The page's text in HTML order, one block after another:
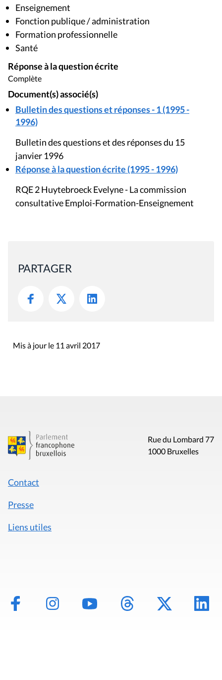
Enseignement
Fonction publique / administration
Formation professionnelle
Santé
Réponse à la question écrite
Complète
Document(s) associé(s)
Bulletin des questions et réponses - 1 (1995 -
1996)
Bulletin des questions et des réponses du 15
janvier 1996
Réponse à la question écrite (1995 - 1996)
RQE 2 Huytebroeck Evelyne - La commission
consultative Emploi-Formation-Enseignement
PARTAGER
Mis à jour le 11 avril 2017
Rue du Lombard 77
1000 Bruxelles
Contact
Presse
Liens utiles